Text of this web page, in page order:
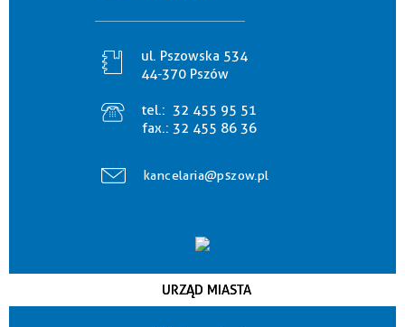
ul. Pszowska 534
44-370 Pszów
tel.: 32 455 95 51
fax.: 32 455 86 36
kancelaria@pszow.pl
URZĄD MIASTA